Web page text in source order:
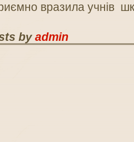
вразила учнів
byadmin